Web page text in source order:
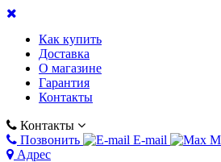
Как купить
Доставка
О магазине
Гарантия
Контакты
Контакты
Позвонить
E-mail
Адрес